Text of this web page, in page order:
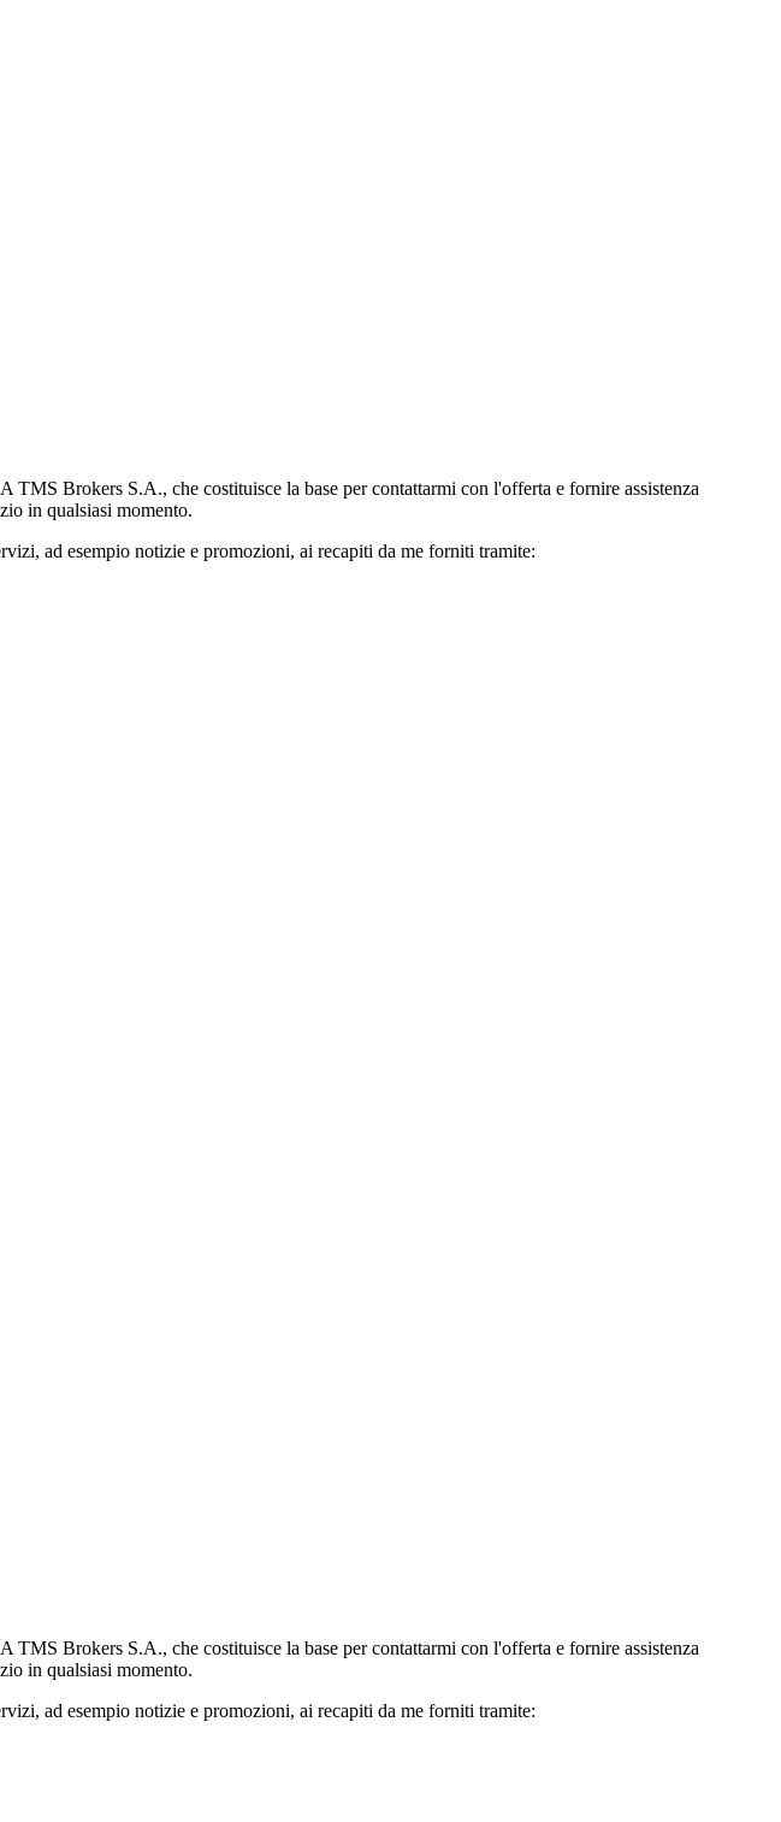
Brokers S.A., che costituisce la base per contattarmi con l'offerta e fornire assistenza
in qualsiasi momento.
ad esempio notizie e promozioni, ai recapiti da me forniti tramite:
Brokers S.A., che costituisce la base per contattarmi con l'offerta e fornire assistenza
in qualsiasi momento.
ad esempio notizie e promozioni, ai recapiti da me forniti tramite: